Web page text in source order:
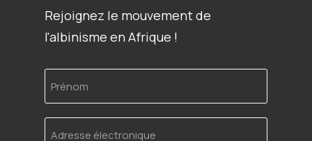
Rejoignez le mouvement de
l'albinisme en Afrique !
Prénom
Adresse
électronique